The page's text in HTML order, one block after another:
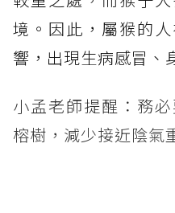
境。因此，屬猴的
響，出現生病感冒、
小孟老師提醒：務
榕樹，減少接近陰氣